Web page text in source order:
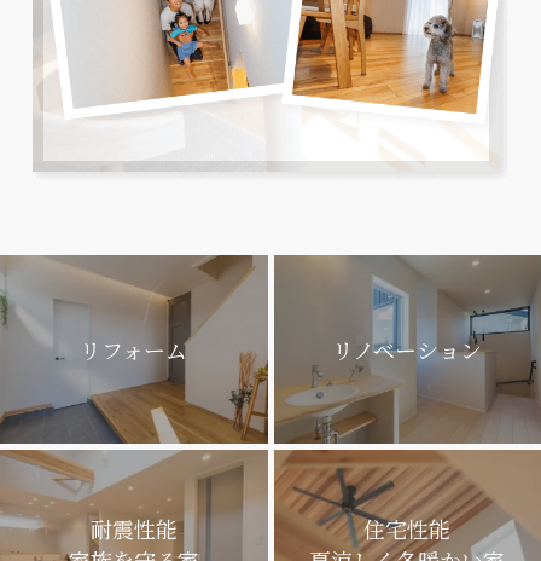
リフォーム リノベーション
耐震性能
住宅性能